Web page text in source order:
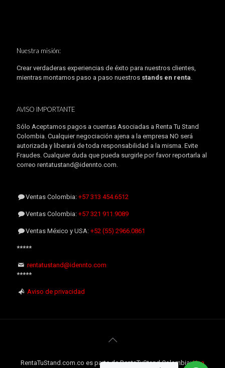
Nuestra misión:
Crear verdaderas experiencias de éxito para nuestros clientes,
mientras montamos paso a paso nuestros stands en renta.
AVISO IMPORTANTE
Sólo Aceptamos pagos a cuentas Asociadas a Renta Tu Stand
Colombia. Cualquier negociación ajena a la empresa NO será
autorizada y liberará de toda responsabilidad a la misma. Evite
Fraudes. Cualquier duda que pueda surgirle por favor reportarla al
correo rentatustand@idennto.com.
Ventas Colombia:+57 313 454.6512
Ventas Colombia:+57 321 911.9089
Ventas México y USA:+52 (55) 2966.0861
*****
rentatustand@idennto.com
*****
Aviso de privacidad
RentaTuStand.com.co es parte de RentaTuStand Colombia:Una